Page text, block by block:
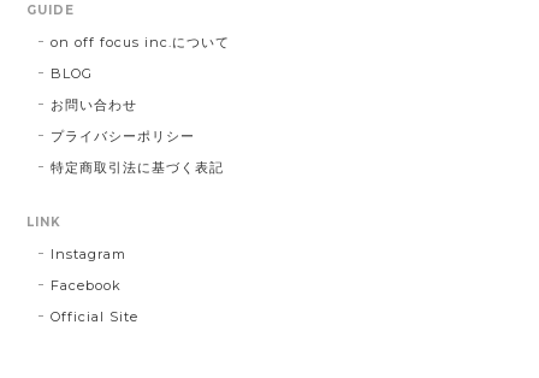
GUIDE
on off focus inc.について
BLOG
お問い合わせ
プライバシーポリシー
特定商取引法に基づく表記
LINK
Instagram
Facebook
Official Site